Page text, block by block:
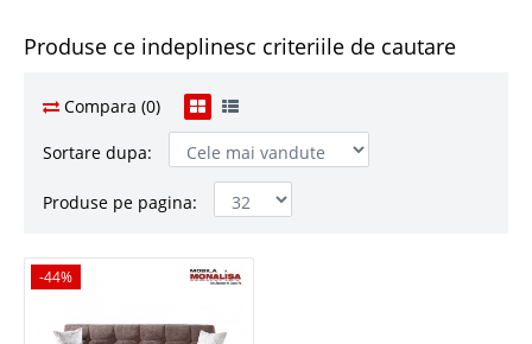
Produse ce indeplinesc criteriile de cautare
Compara (0)
Sortare dupa:
Produse pe pagina:
-44%
-44%